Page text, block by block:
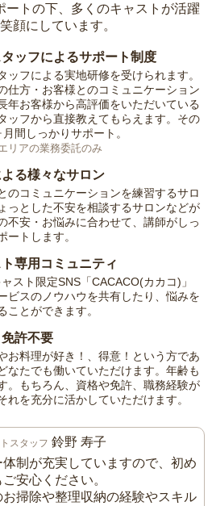
ートの下、多くのキャストが活躍
顔にしています。
ッフによるサポート制度
ッフによる実地研修を受けられます。
仕方・お客様とのコミュニケーション
年お客様から高評価をいただいている
ッフから直接教えてもらえます。その
間しっかりサポート。
リアの業務委託のみ
る様々なサロン
のコミュニケーションを練習するサロ
っとした不安を相談するサロンなどが
不安・お悩みに合わせて、講師がしっ
ートします。
専用コミュニティ
スト限定SNS「CACACO(カカコ)」
ビスのノウハウを共有したり、悩みを
ことができます。
許不要
お料理が好き！、得意！という方であ
なたでも働いていただけます。年齢も
。もちろん、資格や免許、職務経験が
れを充分に活かしていただけます。
スタッフ 鈴野 寿子
体制が充実していますので、初め
安心ください。
お掃除や整理収納の経験やスキル